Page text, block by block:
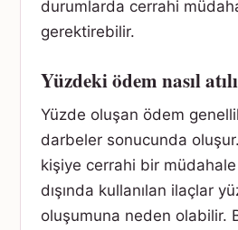
durumlarda cerrahi
gerektirebilir.
Yüzdeki ödem nasıl
Yüzde oluşan ödem
darbeler sonucunda
kişiye cerrahi bir
dışında kullanılan ilaçlar
oluşumuna neden olabilir.